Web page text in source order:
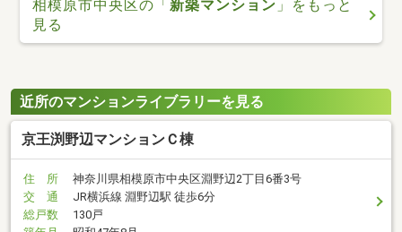
相模原市中央区の「新築マンション 」をもっと
見る
近所のマンションライブラリーを見る
京王渕野辺マンションＣ棟
住 所
神奈川県相模原市中央区淵野辺2丁目6番3号
交 通
JR横浜線 淵野辺駅 徒歩6分
総戸数
130戸